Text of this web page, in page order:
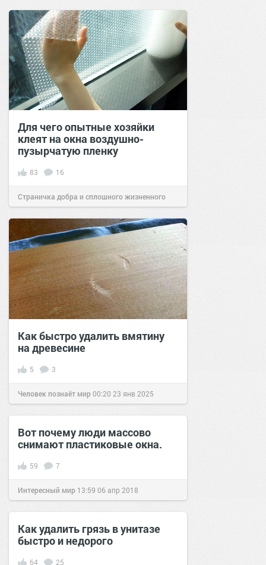
Для чего опытные хозяйки
клеят на окна воздушно-
пузырчатую пленку
83 16
Страничка добра и сплошного жизненного
позитива!09:0020 июл 2021
Как быстро удалить вмятину
на древесине
5 3
Человек познаёт мир00:20 23 янв 2025
Вот почему люди массово
снимают пластиковые окна.
59 7
Интересный мир 13:59 06 апр 2018
Как удалить грязь в унитазе
быстро и недорого
64 25